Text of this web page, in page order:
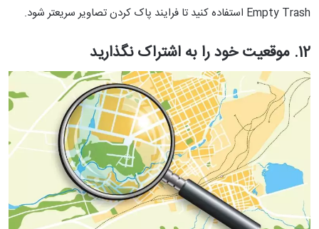
Empty Trash استفاده کنید تا فرایند پاک کردن تصاویر سریعتر شود.
12. موقعیت خود را به اشتراک نگذارید